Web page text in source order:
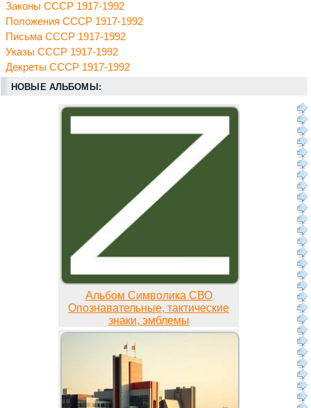
Законы СССР 1917-1992
Положения СССР 1917-1992
Письма СССР 1917-1992
Указы СССР 1917-1992
Декреты СССР 1917-1992
НОВЫЕ АЛЬБОМЫ:
Альбом Символика СВО
Опознавательные, тактические
знаки, эмблемы